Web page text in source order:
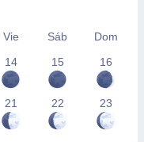
Vie Sáb
Dom
14 15 16
21 22 23